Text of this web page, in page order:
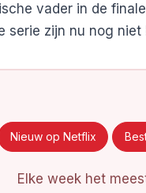
vader in de
serie zijn nu nog niet
Nieuw op Netflix
Elke week het